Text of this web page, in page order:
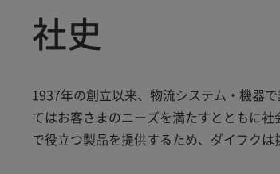
社史
1937年の創立以来、物流システム・機器
てはお客さまのニーズを満たすとともに
で役立つ製品を提供するため、ダイフクは